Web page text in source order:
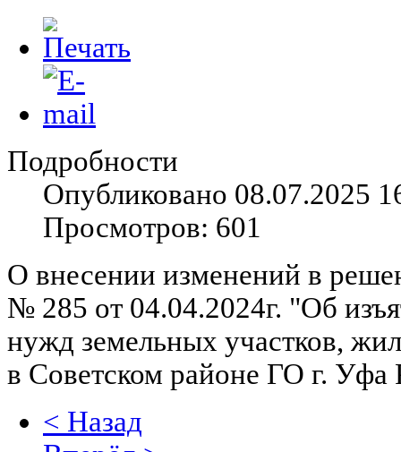
Подробности
Опубликовано 08.07.2025
Просмотров: 601
О внесении изменений в
№ 285 от 04.04.2024г. "Об
нужд земельных участков,
в Советском районе ГО г. Уфа
< Назад